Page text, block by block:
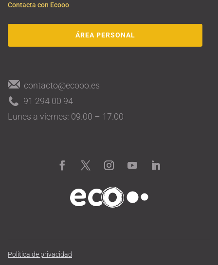
Contacta con Ecooo
ÁREA PERSONAL
contacto@ecooo.es
91 294 00 94
Lunes a viernes: 09.00 – 17.00
Política de privacidad